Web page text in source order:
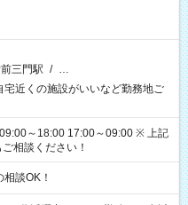
三門駅 / …
近くの施設がいいなど勤務地ご
～18:00 17:00～09:00 ※ 上記
相談ください！
談OK！